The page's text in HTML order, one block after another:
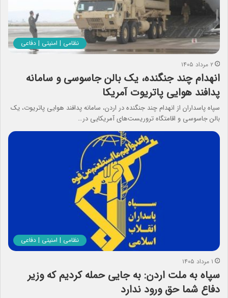
نظامی | امنیتی | دفاعی
۲ مرداد ۱۴۰۵
انهدام چند جنگنده، یک بالن جاسوسی و سامانه
پدافند هوایی پاتریوت آمریکا
سپاه پاسداران از انهدام چند جنگنده در اردن، سامانه پدافند هوایی پاتریوت، یک
بالن جاسوسی و اقامتگاه تروریست‌های آمریکایی در…
نظامی | امنیتی | دفاعی
۱ مرداد ۱۴۰۵
سپاه به ملت اردن: به جایی حمله کردیم که وزیر
دفاع شما حق ورود ندارد